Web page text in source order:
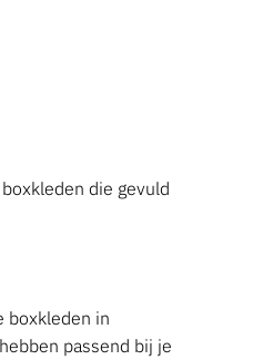
die gevuld
boxkleden in
passend bij je